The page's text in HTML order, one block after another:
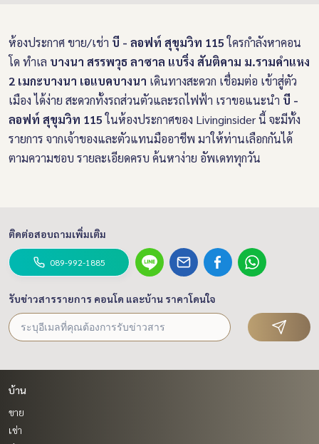
ห้องประกาศ ขาย/เช่า บี - ลอฟท์ สุขุมวิท 115ใครกำลังหาคอน
โด ทำเล บางนา สรรพวุธ ลาซาล แบริ่ง สันติคาม ม.รามคำแหง
2 เมกะบางนา เอแบคบางนา เดินทางสะดวก เชื่อมต่อ เข้าสู่ตัว
เมือง ได้ง่าย สะดวกทั้งรถส่วนตัวและรถไฟฟ้า เราขอแนะนำ บี -
ลอฟท์ สุขุมวิท 115ในห้องประกาศของ Livinginsider นี้ จะมีทั้ง
รายการ จากเจ้าของและตัวแทนมืออาชีพ มาให้ท่านเลือกกันได้
ตามความชอบ รายละเอียดครบ ค้นหาง่าย อัพเดททุกวัน
ติดต่อสอบถามเพิ่มเติม
089-992-1885
รับข่าวสารรายการ คอนโด และบ้าน ราคาโดนใจ
บ้าน
ขาย
เช่า